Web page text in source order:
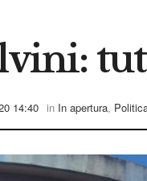
14:40 in In apertura,